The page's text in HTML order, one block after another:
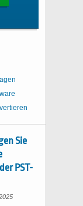
Sie
PST-